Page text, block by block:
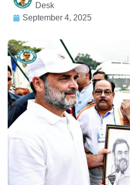
Desk
September 4, 2025